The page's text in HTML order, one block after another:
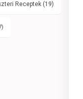
Receptek (19)